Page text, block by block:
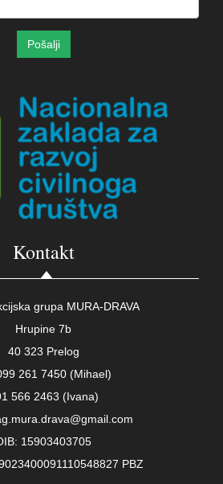
Kontakt
grupa MURA-DRAVA
Hrupine 7b
40 323 Prelog
261 7450 (Mihael)
566 2463 (Ivana)
15903403705
PBZ